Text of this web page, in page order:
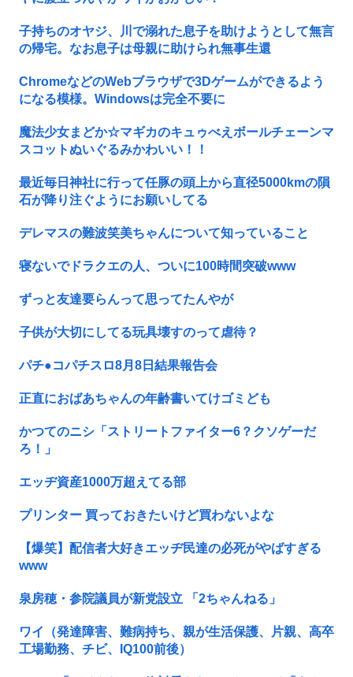
子持ちのオヤジ、川で溺れた息子を助けようとして無言
の帰宅。なお息子は母親に助けられ無事生還
ChromeなどのWebブラウザで3Dゲームができるよう
になる模様。Windowsは完全不要に
魔法少女まどか☆マギカのキュゥべえボールチェーンマ
スコットぬいぐるみかわいい！！
最近毎日神社に行って任豚の頭上から直径5000kmの隕
石が降り注ぐようにお願いしてる
デレマスの難波笑美ちゃんについて知っていること
寝ないでドラクエの人、ついに100時間突破www
ずっと友達要らんって思ってたんやが
子供が大切にしてる玩具壊すのって虐待？
パチ●コパチスロ8月8日結果報告会
正直におばあちゃんの年齢書いてけゴミども
かつてのニシ「ストリートファイター6？クソゲーだ
ろ！」
エッヂ資産1000万超えてる部
プリンター 買っておきたいけど買わないよな
【爆笑】配信者大好きエッヂ民達の必死がやばすぎる
www
泉房穂・参院議員が新党設立 「2ちゃんねる」
ワイ（発達障害、難病持ち、親が生活保護、片親、高卒
工場勤務、チビ、IQ100前後）